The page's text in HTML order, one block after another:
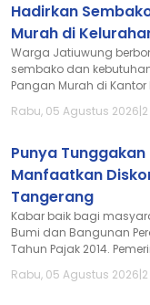
Hadirkan
Murah di
Warga Jatiuwung
sembako dan
Pangan Murah di Kantor
Rabu, 05 Agustus 2026|
Punya Tunggakan
Manfaatkan
Tangerang
Kabar baik bagi
Bumi dan Bangunan
Tahun Pajak 2014.
Rabu, 05 Agustus 2026|